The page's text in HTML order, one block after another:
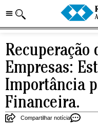
Recuperação
Empresas:
Importância
Financeira.
Compartilhar notícia